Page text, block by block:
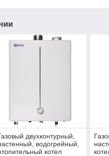
двухконтурный,
водогрейный,
котел